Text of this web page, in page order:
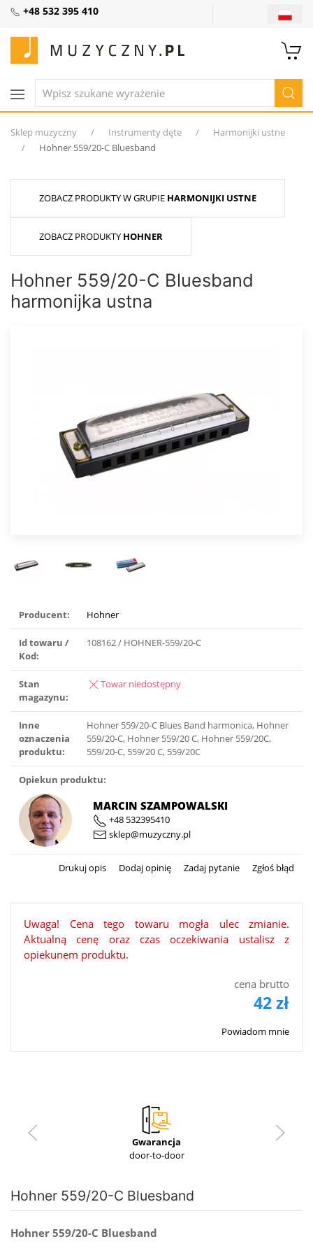
+48 532 395 410
Sklep muzyczny Instrumenty dęte
Harmonijki ustne
Hohner 559/20-C Bluesband
ZOBACZ PRODUKTY W GRUPIE HARMONIJKI USTNE
ZOBACZ PRODUKTY HOHNER
Hohner 559/20-C Bluesband
harmonijka ustna
Producent: Hohner
Id towaru /
Kod:
108162 / HOHNER-559/20-C
Stan
magazynu:
Towar niedostępny
Inne
oznaczenia
produktu:
Hohner 559/20-C Blues Band harmonica, Hohner
559/20-C, Hohner 559/20 C, Hohner 559/20C,
559/20-C, 559/20 C, 559/20C
Opiekun produktu:
MARCIN SZAMPOWALSKI
+48 532395410
sklep@muzyczny.pl
Drukuj opis Dodaj opinię Zadaj pytanie Zgłoś błąd
Uwaga! Cena tego towaru mogła ulec zmianie.
Aktualną cenę oraz czas oczekiwania ustalisz z
opiekunem produktu.
cena brutto
42 zł
Powiadom mnie
Gwarancja
door-to-door
Hohner 559/20-C Bluesband
Hohner 559/20-C Bluesband